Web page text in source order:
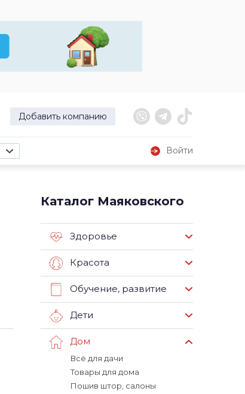
Добавить компанию
Войти
Каталог Маяковского
Здоровье
Красота
Обучение, развитие
Дети
Дом
Всё для дачи
Товары для дома
Пошив штор, салоны